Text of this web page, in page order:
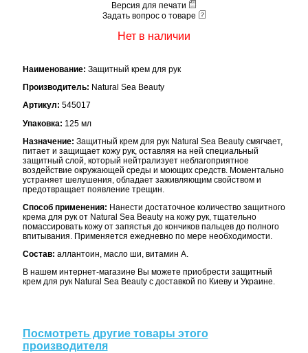
Версия для печати
Задать вопрос о товаре
Нет в наличии
Наименование: Защитный крем для рук
Производитель: Natural Sea Beauty
Артикул: 545017
Упаковка: 125 мл
Назначение: Защитный крем для рук Natural Sea Beauty смягчает,
питает и защищает кожу рук, оставляя на ней специальный
защитный слой, который нейтрализует неблагоприятное
воздействие окружающей среды и моющих средств. Моментально
устраняет шелушения, обладает заживляющим свойством и
предотвращает появление трещин.
Способ применения: Нанести достаточное количество защитного
крема для рук от Natural Sea Beauty на кожу рук, тщательно
помассировать кожу от запястья до кончиков пальцев до полного
впитывания. Применяется ежедневно по мере необходимости.
Состав: аллантоин, масло ши, витамин А.
В нашем интернет-магазине Вы можете приобрести защитный
крем для рук Natural Sea Beauty с доставкой по Киеву и Украине.
Посмотреть другие товары этого
производителя